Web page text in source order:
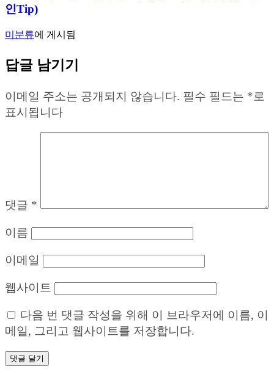
인Tip)
미분류에 게시됨
답글 남기기
이메일 주소는 공개되지 않습니다. 필수 필드는 *로
표시됩니다
댓글 *
이름
이메일
웹사이트
다음 번 댓글 작성을 위해 이 브라우저에 이름, 이
메일, 그리고 웹사이트를 저장합니다.